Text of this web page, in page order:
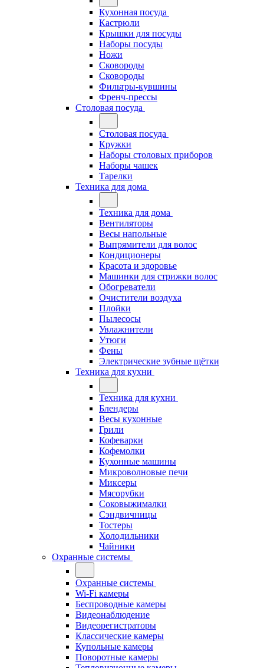
Кухонная посуда
Кастрюли
Крышки для посуды
Наборы посуды
Ножи
Сковороды
Сковороды
Фильтры-кувшины
Френч-прессы
Столовая посуда
Столовая посуда
Кружки
Наборы столовых приборов
Наборы чашек
Тарелки
Техника для дома
Техника для дома
Вентиляторы
Весы напольные
Выпрямители для волос
Кондиционеры
Красота и здоровье
Машинки для стрижки волос
Обогреватели
Очистители воздуха
Плойки
Пылесосы
Увлажнители
Утюги
Фены
Электрические зубные щётки
Техника для кухни
Техника для кухни
Блендеры
Весы кухонные
Грили
Кофеварки
Кофемолки
Кухонные машины
Микроволновые печи
Миксеры
Мясорубки
Соковыжималки
Сэндвичницы
Тостеры
Холодильники
Чайники
Охранные системы
Охранные системы
Wi-Fi камеры
Беспроводные камеры
Видеонаблюдение
Видеорегистраторы
Классические камеры
Купольные камеры
Поворотные камеры